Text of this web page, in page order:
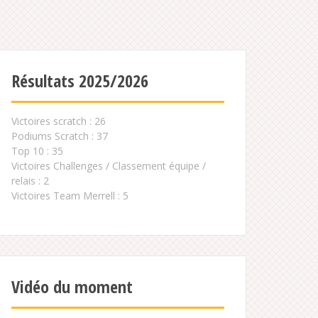
Résultats 2025/2026
Victoires scratch : 26
Podiums Scratch : 37
Top 10 : 35
Victoires Challenges / Classement équipe /
relais : 2
Victoires Team Merrell : 5
Vidéo du moment